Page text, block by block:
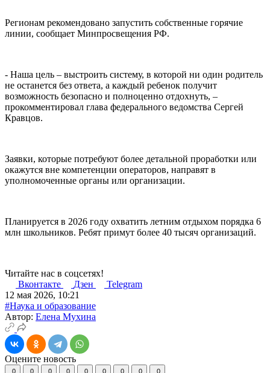
Регионам рекомендовано запустить собственные горячие
линии, сообщает Минпросвещения РФ.
- Наша цель – выстроить систему, в которой ни один родитель
не останется без ответа, а каждый ребенок получит
возможность безопасно и полноценно отдохнуть, –
прокомментировал глава федерального ведомства Сергей
Кравцов.
Заявки, которые потребуют более детальной проработки или
окажутся вне компетенции операторов, направят в
уполномоченные органы или организации.
Планируется в 2026 году охватить летним отдыхом порядка 6
млн школьников. Ребят примут более 40 тысяч организаций.
Читайте нас в соцсетях!
Вконтакте
Дзен
Telegram
12 мая 2026, 10:21
#Наука и образование
Автор: Елена Мухина
Оцените новость
0 0 0 0 0 0 0 0 0